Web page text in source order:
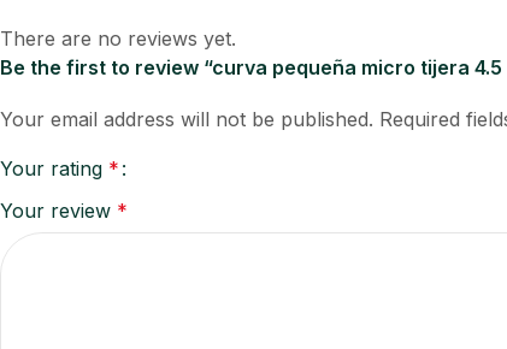
There are no reviews yet.
Be the first to review “curva pequeña micro tijera
Your email address will not be published. Required
Your rating *
Your review *